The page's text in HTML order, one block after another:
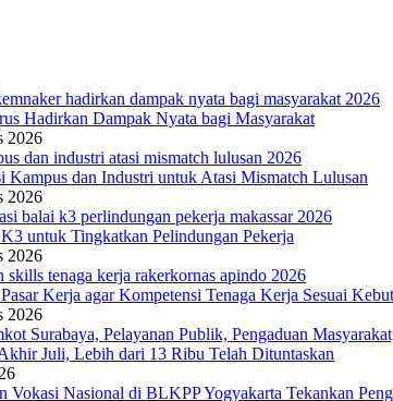
Hadirkan Dampak Nyata bagi Masyarakat
2026
Kampus dan Industri untuk Atasi Mismatch Lulusan
2026
untuk Tingkatkan Pelindungan Pekerja
2026
Kerja agar Kompetensi Tenaga Kerja Sesuai
2026
Juli, Lebih dari 13 Ribu Telah Dituntaskan